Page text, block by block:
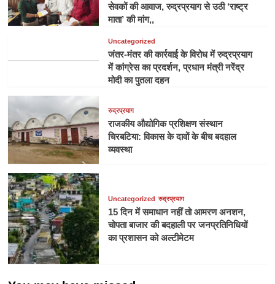
सेवकों की आवाज, रुद्रप्रयाग से उठी ‘राष्ट्र
माता’ की मांग,,
Uncategorized
जंतर-मंतर की कार्रवाई के विरोध में रुद्रप्रयाग
में कांग्रेस का प्रदर्शन, प्रधान मंत्री नरेंद्र
मोदी का पुतला दहन
रुद्रप्रयाग
राजकीय औद्योगिक प्रशिक्षण संस्थान
चिरबटिया: विकास के दावों के बीच बदहाल
व्यवस्था
Uncategorized रुद्रप्रयाग
15 दिन में समाधान नहीं तो आमरण अनशन,
चोपता बाजार की बदहाली पर जनप्रतिनिधियों
का प्रशासन को अल्टीमेटम